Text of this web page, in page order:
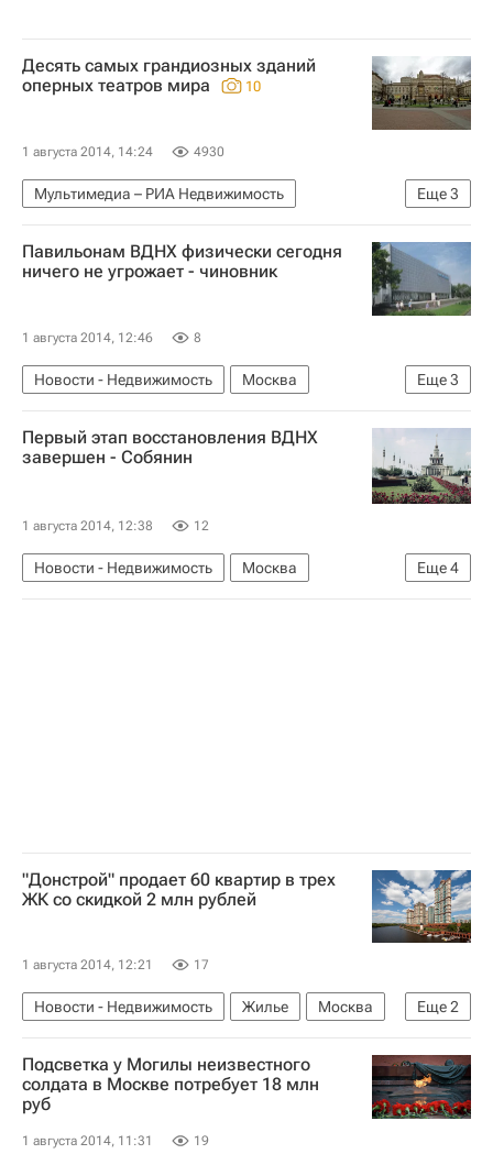
Десять самых грандиозных зданий
оперных театров мира
10
1 августа 2014, 14:24 4930
Еще3
Мультимедиа – РИА Недвижимость
Мультимедиа
Архитектура Театры
Павильонам ВДНХ физически сегодня
ничего не угрожает - чиновник
1 августа 2014, 12:46 8
Еще3
Новости - Недвижимость
Москва
Александр Кибовский
ВДНХ Россия
Первый этап восстановления ВДНХ
завершен - Собянин
1 августа 2014, 12:38 12
Еще4
Новости - Недвижимость
Москва
Сергей Собянин
ВДНХ
Инфраструктура
"Донстрой" продает 60 квартир в трех
ЖК со скидкой 2 млн рублей
1 августа 2014, 12:21 17
Еще2
Новости - Недвижимость Жилье
Москва
Дон-Строй
Россия
Подсветка у Могилы неизвестного
солдата в Москве потребует 18 млн
руб
1 августа 2014, 11:31 19